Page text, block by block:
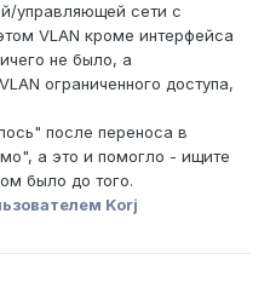
управляющей сети с
VLAN кроме интерфейса
не было, а
ограниченного доступа,
после переноса в
а это и помогло - ищите
было до того.
Korj